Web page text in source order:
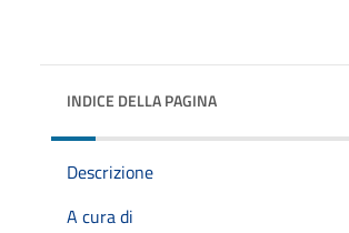
INDICE DELLA PAGINA
Descrizione
A cura di